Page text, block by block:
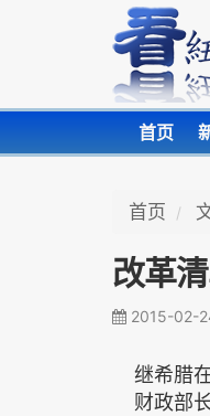
首页
首页
改革
2015-02-
继希腊
财政部